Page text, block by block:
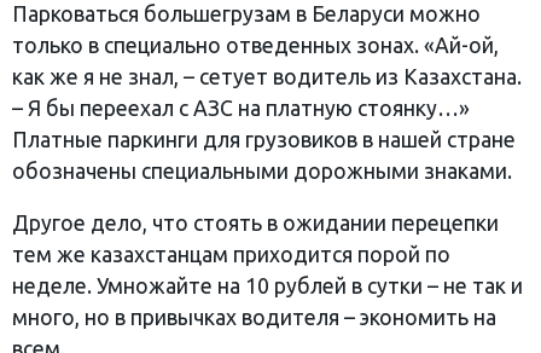
Парковаться большегрузам в Беларуси можно
только в специально отведенных зонах. «Ай-ой,
как же я не знал, – сетует водитель из Казахстана.
– Я бы переехал с АЗС на платную стоянку…»
Платные паркинги для грузовиков в нашей стране
обозначены специальными дорожными знаками.
Другое дело, что стоять в ожидании перецепки
тем же казахстанцам приходится порой по
неделе. Умножайте на 10 рублей в сутки – не так и
много, но в привычках водителя – экономить на